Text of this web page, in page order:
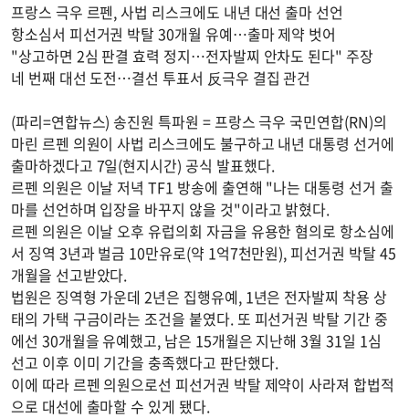
프랑스 극우 르펜, 사법 리스크에도 내년 대선 출마 선언
항소심서 피선거권 박탈 30개월 유예…출마 제약 벗어
"상고하면 2심 판결 효력 정지…전자발찌 안차도 된다" 주장
네 번째 대선 도전…결선 투표서 反극우 결집 관건
(파리=연합뉴스) 송진원 특파원 = 프랑스 극우 국민연합(RN)의
마린 르펜 의원이 사법 리스크에도 불구하고 내년 대통령 선거에
출마하겠다고 7일(현지시간) 공식 발표했다.
르펜 의원은 이날 저녁 TF1 방송에 출연해 "나는 대통령 선거 출
마를 선언하며 입장을 바꾸지 않을 것"이라고 밝혔다.
르펜 의원은 이날 오후 유럽의회 자금을 유용한 혐의로 항소심에
서 징역 3년과 벌금 10만유로(약 1억7천만원), 피선거권 박탈 45
개월을 선고받았다.
법원은 징역형 가운데 2년은 집행유예, 1년은 전자발찌 착용 상
태의 가택 구금이라는 조건을 붙였다. 또 피선거권 박탈 기간 중
에선 30개월을 유예했고, 남은 15개월은 지난해 3월 31일 1심
선고 이후 이미 기간을 충족했다고 판단했다.
이에 따라 르펜 의원으로선 피선거권 박탈 제약이 사라져 합법적
으로 대선에 출마할 수 있게 됐다.